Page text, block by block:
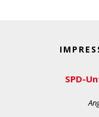
SPD-